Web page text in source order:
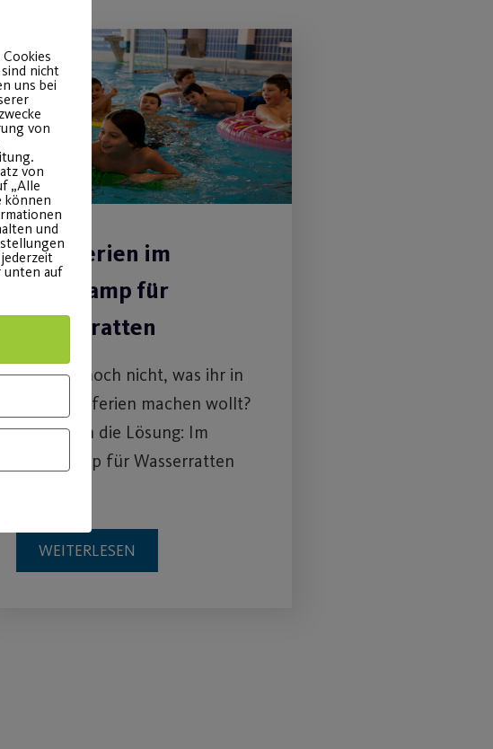
Osterferien im
SportCamp für
Wasserratten
Ihr wisst noch nicht, was ihr in
den Osterferien machen wollt?
Wir haben die Lösung: Im
SportCamp für Wasserratten
WEITERLESEN
nicht
uns bei
von
von
„Alle
können
und
unten auf